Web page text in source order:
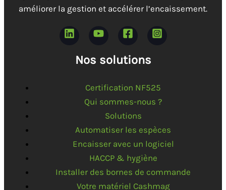
améliorer la gestion et accélérer l’encaissement.
Nos solutions
Certification NF525
Qui sommes-nous ?
Solutions
Automatiser les espèces
Encaisser avec un logiciel
HACCP & hygiène
Installer des bornes de commande
Votre matériel Cashmag